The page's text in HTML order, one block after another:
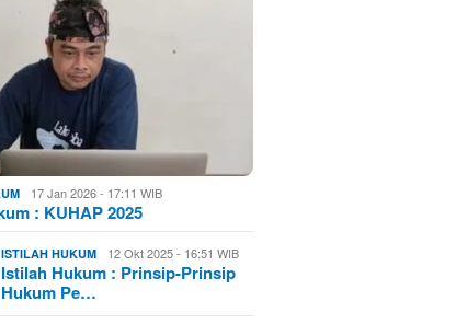
17 Jan 2026 - 17:11 WIB
: KUHAP 2025
ISTILAH HUKUM 12 Okt 2025 - 16:51 WIB
Istilah Hukum : Prinsip-Prinsip
Hukum Pe…